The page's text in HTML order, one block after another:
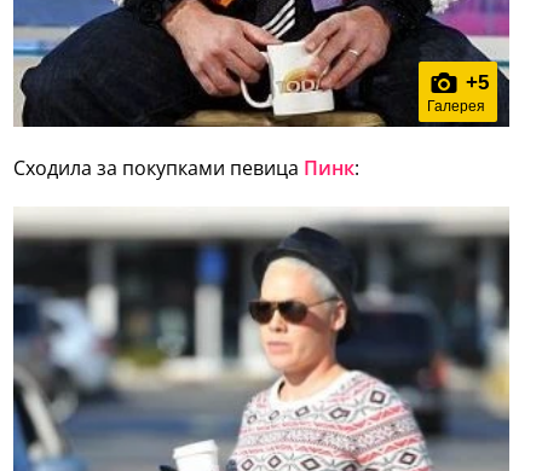
+5
Галерея
Сходила за покупками певица Пинк: